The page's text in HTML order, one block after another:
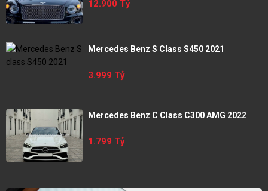
12.900 Tỷ
Mercedes Benz S Class S450 2021
3.999 Tỷ
Mercedes Benz C Class C300 AMG 2022
1.799 Tỷ